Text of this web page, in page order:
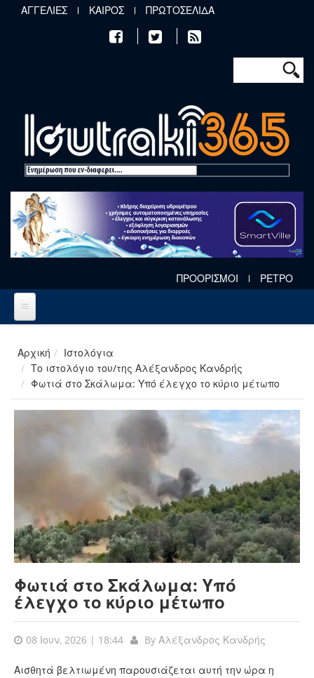
Παράκαμψη προς το κυρίως περιεχόμενο
ΑΓΓΕΛΙΕΣ ΚΑΙΡΟΣ ΠΡΩΤΟΣΕΛΙΔΑ
Φόρμα
Αναζήτηση
ΠΡΟΟΡΙΣΜΟΙ ΡΕΤΡΟ
Αρχική
Ιστολόγια
Το ιστολόγιο του/της Αλέξανδρος Κανδρής
Φωτιά στο Σκάλωμα: Υπό έλεγχο το κύριο μέτωπο
Φωτιά στο Σκάλωμα: Υπό
έλεγχο το κύριο μέτωπο
08 Ιουν, 2026 | 18:44 By Αλέξανδρος Κανδρής
Αισθητά βελτιωμένη παρουσιάζεται αυτή την ώρα η